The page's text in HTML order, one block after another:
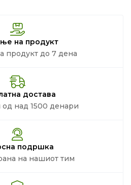
на продукт
продукт до 7 дена
достава
од над 1500 денари
подршка
на нашиот тим